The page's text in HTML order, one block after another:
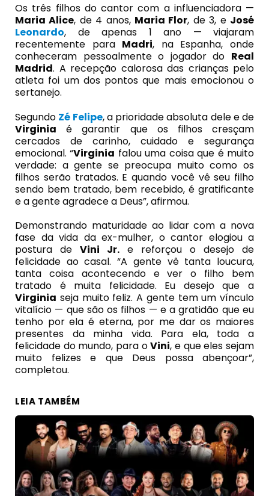
Os três filhos do cantor com a influenciadora —
Maria Alice, de 4 anos, Maria Flor, de 3, e José
Leonardo, de apenas 1 ano — viajaram
recentemente para Madri, na Espanha, onde
conheceram pessoalmente o jogador do Real
Madrid. A recepção calorosa das crianças pelo
atleta foi um dos pontos que mais emocionou o
sertanejo.
Segundo Zé Felipe, a prioridade absoluta dele e de
Virginia é garantir que os filhos cresçam
cercados de carinho, cuidado e segurança
emocional. “Virginia falou uma coisa que é muito
verdade: a gente se preocupa muito como os
filhos serão tratados. E quando você vê seu filho
sendo bem tratado, bem recebido, é gratificante
e a gente agradece a Deus”, afirmou.
Demonstrando maturidade ao lidar com a nova
fase da vida da ex-mulher, o cantor elogiou a
postura de Vini Jr. e reforçou o desejo de
felicidade ao casal. “A gente vê tanta loucura,
tanta coisa acontecendo e ver o filho bem
tratado é muita felicidade. Eu desejo que a
Virginia seja muito feliz. A gente tem um vínculo
vitalício — que são os filhos — e a gratidão que eu
tenho por ela é eterna, por me dar os maiores
presentes da minha vida. Para ela, toda a
felicidade do mundo, para oVini, e que eles sejam
muito felizes e que Deus possa abençoar”,
completou.
LEIA TAMBÉM